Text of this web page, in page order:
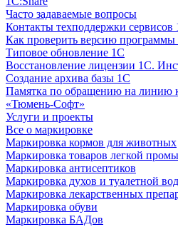
Часто задаваемые вопросы
Контакты техподдержки сервисов
Как проверить версию программы
Типовое обновление 1С
Восстановление лицензии 1С.
Создание архива базы 1С
Памятка по обращению на линию
«Тюмень-Софт»
Услуги и проекты
Все о маркировке
Маркировка кормов для животных
Маркировка товаров легкой
Маркировка антисептиков
Маркировка духов и туалетной
Маркировка лекарственных
Маркировка обуви
Маркировка БАДов